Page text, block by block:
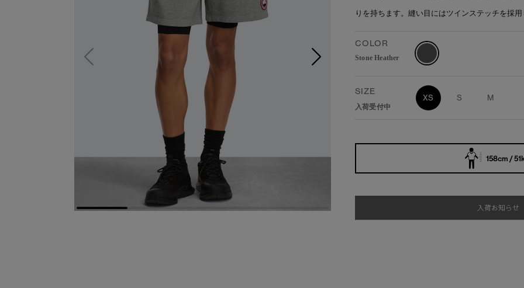
りを持ちます。縫い目にはツインステッチを採
COLOR
Stone Heather
SIZE
入荷受付中
XS S M
158cm /
入荷お知らせ